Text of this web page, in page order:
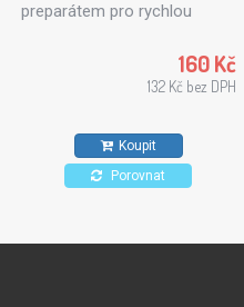
preparátem pro rychlou
utěrky vhodné pro použití v
potravinářském průmyslu,
povrchů odolných proti
působení alkoholů.
160 Kč
132 Kč bez DPH
Koupit
Porovnat